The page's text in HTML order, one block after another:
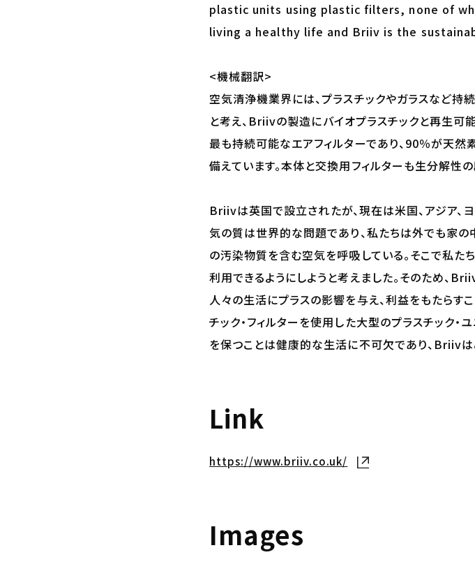
plastic units using plastic filters, none of
living a healthy life and Briiv is the
<機械翻訳>
空気清浄機業界には、プラスチックやガラスなど
と考え、Briivの製造にバイオプラスチックと再生
最も持続可能なエアフィルターであり、90％が天然
備えています。本体と交換用フィルターも生分解性
Briivは英国で設立されたが、現在は米国、アジア
気の質は世界的な問題であり、私たちは外でも家の
の汚染物質を含む空気を呼吸している。そこで私
利用できるようにしようと考えました。そのため、
人々の生活にプラスの影響を与え、利益をもたらす
チック・フィルターを使用した大型のプラスチック
を保つことは健康的な生活に不可欠であり、Briiv
Link
https://www.briiv.co.uk/ 新しいタブで開く
Images